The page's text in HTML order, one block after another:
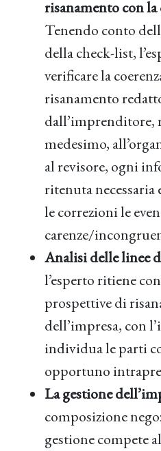
risanamento con
Tenendo conto
della check-list,
verificare la
risanamento
dall’imprenditore,
medesimo,
al revisore, ogni
ritenuta necessaria
le correzioni le
carenze/
Analisi delle linee
l’esperto ritiene
prospettive di
dell’impresa, con
individua le parti
opportuno
La gestione
composizione
gestione compete